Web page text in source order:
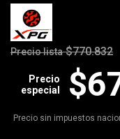
Precio lista $770.832
Precio
especial
Precio sin impuestos